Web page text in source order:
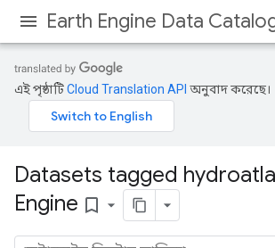
Earth Engine Data
এই পৃষ্ঠাটিCloud Translation API অনুবাদ করেছে।
Datasets tagged
Engine bookmark_border